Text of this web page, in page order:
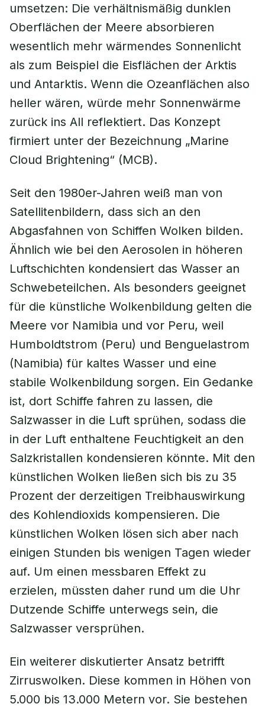
umsetzen: Die verhältnismäßig dunklen
Oberflächen der Meere absorbieren
wesentlich mehr wärmendes Sonnenlicht
als zum Beispiel die Eisflächen der Arktis
und Antarktis. Wenn die Ozeanflächen also
heller wären, würde mehr Sonnenwärme
zurück ins All reflektiert. Das Konzept
firmiert unter der Bezeichnung „Marine
Cloud Brightening“ (MCB).
Seit den 1980er-Jahren weiß man von
Satellitenbildern, dass sich an den
Abgasfahnen von Schiffen Wolken bilden.
Ähnlich wie bei den Aerosolen in höheren
Luftschichten kondensiert das Wasser an
Schwebeteilchen. Als besonders geeignet
für die künstliche Wolkenbildung gelten die
Meere vor Namibia und vor Peru, weil
Humboldtstrom (Peru) und Benguelastrom
(Namibia) für kaltes Wasser und eine
stabile Wolkenbildung sorgen. Ein Gedanke
ist, dort Schiffe fahren zu lassen, die
Salzwasser in die Luft sprühen, sodass die
in der Luft enthaltene Feuchtigkeit an den
Salzkristallen kondensieren könnte. Mit den
künstlichen Wolken ließen sich bis zu 35
Prozent der derzeitigen Treibhauswirkung
des Kohlendioxids kompensieren. Die
künstlichen Wolken lösen sich aber nach
einigen Stunden bis wenigen Tagen wieder
auf. Um einen messbaren Effekt zu
erzielen, müssten daher rund um die Uhr
Dutzende Schiffe unterwegs sein, die
Salzwasser versprühen.
Ein weiterer diskutierter Ansatz betrifft
Zirruswolken. Diese kommen in Höhen von
5.000 bis 13.000 Metern vor. Sie bestehen